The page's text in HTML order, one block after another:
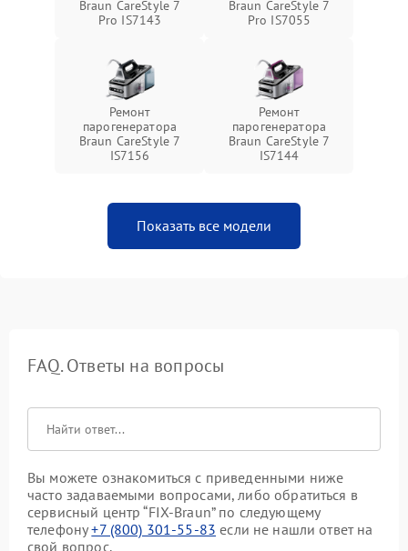
Braun CareStyle 7
Pro IS7143
Braun CareStyle 7
Pro IS7055
Ремонт
парогенератора
Braun CareStyle 7
IS7156
Ремонт
парогенератора
Braun CareStyle 7
IS7144
Показать все модели
FAQ. Ответы на вопросы
Вы можете ознакомиться с приведенными ниже
часто задаваемыми вопросами, либо обратиться в
сервисный центр “FIX-Braun” по следующему
телефону+7 (800) 301-55-83 если не нашли ответ на
свой вопрос.